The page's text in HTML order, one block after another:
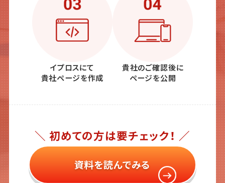
イプロスにて
貴社ページを作成
貴社のご確認後に
ページを公開
＼ 初めての方は要チェック！ ／
資料を読んでみる